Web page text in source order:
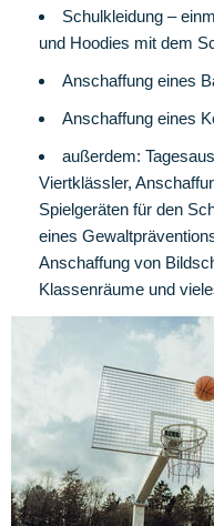
Internet-
Mentor-
Initiative
Schulgarten
Orga
Terminkalender
Betreute
Grundschule
Schulleben
Schulkleidung –
und Hoodies mit dem
Anschaffung eines
Anschaffung eines
außerdem:
Viertklässler,
Spielgeräten für den
eines
Anschaffung von
Klassenräume und